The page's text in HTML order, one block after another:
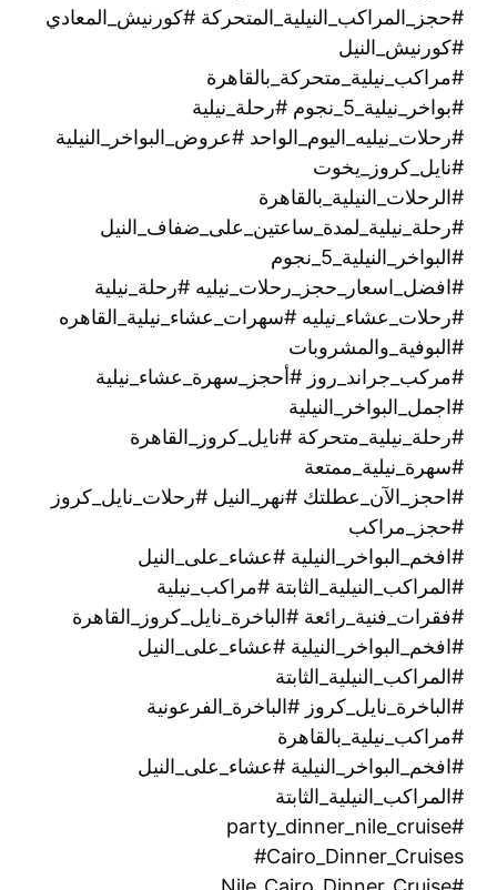
#حجز_المراكب_النيلية_المتحركة #كورنيش_المعادي
#كورنيش_النيل
#مراكب_نيلية_متحركة_بالقاهرة
#بواخر_نيلية_5_نجوم #رحلة_نيلية
#رحلات_نيليه_اليوم_الواحد #عروض_البواخر_النيلية
#نايل_كروز_يخوت
#الرحلات_النيلية_بالقاهرة
#رحلة_نيلية_لمدة_ساعتين_على_ضفاف_النيل
#البواخر_النيلية_5_نجوم
#افضل_اسعار_حجز_رحلات_نيليه #رحلة_نيلية
#رحلات_عشاء_نيليه #سهرات_عشاء_نيلية_القاهره
#البوفية_والمشروبات
#مركب_جراند_روز #أحجز_سهرة_عشاء_نيلية
#اجمل_البواخر_النيلية
#رحلة_نيلية_متحركة ‫#نايل_كروز_القاهرة
#سهرة_نيلية_ممتعة
#احجز_الآن_عطلتك #نهر_النيل #رحلات_نايل_كروز
#حجز_مراكب
#افخم_البواخر_النيلية #عشاء_على_النيل
#المراكب_النيلية_الثابتة #مراكب_نيلية
#فقرات_فنية_رائعة #الباخرة_نايل_كروز_القاهرة
#افخم_البواخر_النيلية #عشاء_على_النيل
#المراكب_النيلية_الثابتة
#الباخرة_نايل_كروز #الباخرة_الفرعونية
#مراكب_نيلية_بالقاهرة
#افخم_البواخر_النيلية #عشاء_على_النيل
#المراكب_النيلية_الثابتة
#party_dinner_nile_cruise
#Cairo_Dinner_Cruises